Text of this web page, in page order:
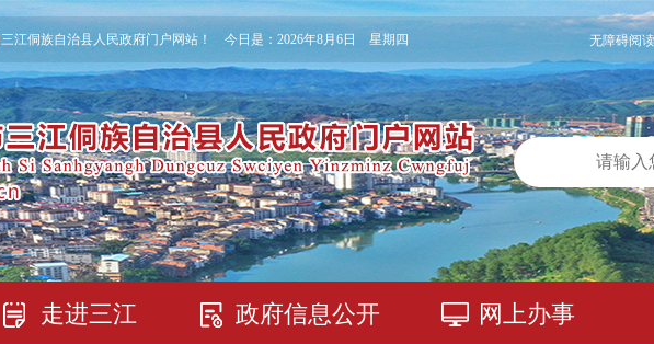
无障碍阅读
江侗族自治县人民政府门户网站！ 今日是： 2026年8月6日 星期四
走进三江 政府信息公开 网上办事